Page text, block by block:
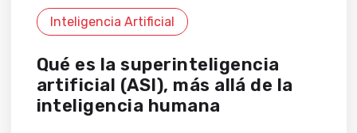
Inteligencia Artificial
Qué es la superinteligencia
artificial (ASI), más allá de la
inteligencia humana